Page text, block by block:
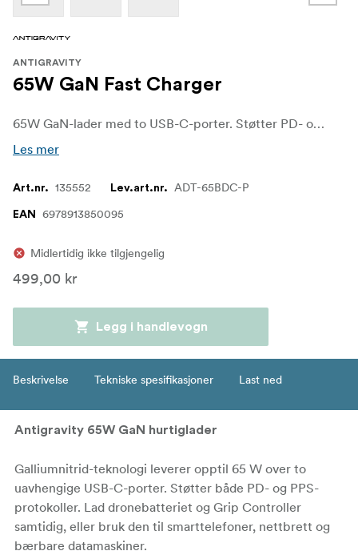
ANTIGRAVITY
65W GaN Fast Charger
65W GaN-lader med to USB-C-porter. Støtter PD- og PPS-hurtiglading. Modulær pluggdesign - vri for å bytte mellom de medfølgende plugghodene for ulike regioner.
Les mer
Art.nr. 135552 Lev.art.nr. ADT-65BDC-P
EAN 6978913850095
Midlertidig ikke tilgjengelig
499,00 kr
Legg i handlevogn
Beskrivelse Tekniske spesifikasjoner Last ned
Antigravity 65W GaN hurtiglader
Galliumnitrid-teknologi leverer opptil 65 W over to
uavhengige USB-C-porter. Støtter både PD- og PPS-
protokoller. Lad dronebatteriet og Grip Controller
samtidig, eller bruk den til smarttelefoner, nettbrett og
bærbare datamaskiner.